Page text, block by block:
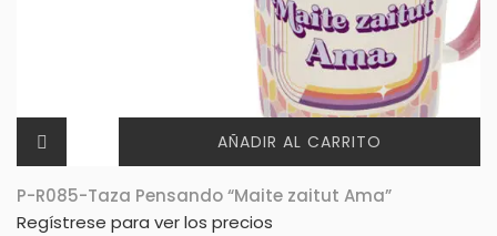
AÑADIR AL CARRITO
P-R085-Taza Pensando “Maite zaitut Ama”
Regístrese para ver los precios